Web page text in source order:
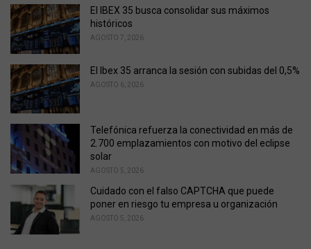
:
El IBEX 35 busca consolidar sus máximos
históricos
AGOSTO 7, 2026
El Ibex 35 arranca la sesión con subidas del 0,5%
AGOSTO 6, 2026
Telefónica refuerza la conectividad en más de
2.700 emplazamientos con motivo del eclipse
solar
AGOSTO 5, 2026
Cuidado con el falso CAPTCHA que puede
poner en riesgo tu empresa u organización
AGOSTO 5, 2026